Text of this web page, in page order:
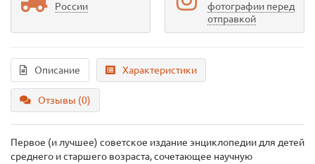
России
фотографии перед
отправкой
Описание Характеристики
Отзывы (0)
Первое (и лучшее) советское издание энциклопедии для детей
среднего и старшего возраста, сочетающее научную